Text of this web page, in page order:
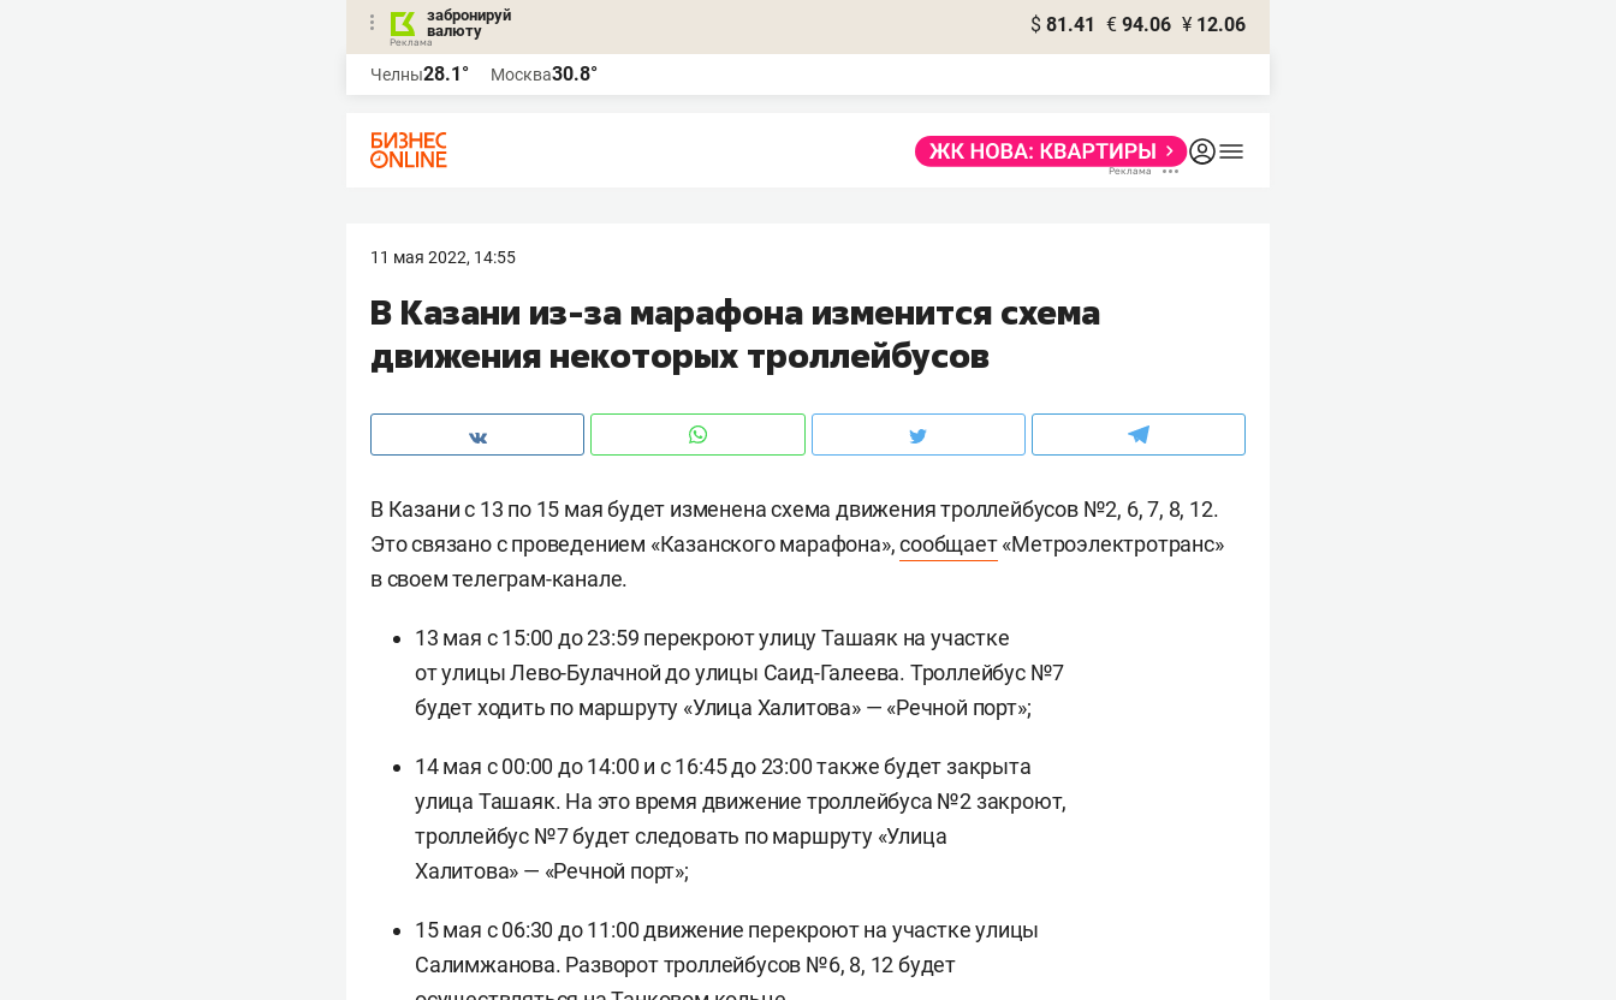
забронируй
валюту
$ 81.41 € 94.06 ¥ 12.06
Челны28.1° Москва30.8°
11 мая 2022, 14:55
В Казани из-за марафона изменится схема
движения некоторых троллейбусов
В Казани с 13 по 15 мая будет изменена схема движения троллейбусов №2, 6, 7, 8, 12.
Это связано с проведением «Казанского марафона»,сообщает«Метроэлектротранс»
в своем телеграм-канале.
13 мая с 15:00 до 23:59 перекроют улицу Ташаяк на участке
от улицы Лево-Булачной до улицы Саид-Галеева. Троллейбус №7
будет ходить по маршруту «Улица Халитова» — «Речной порт»;
14 мая с 00:00 до 14:00 и с 16:45 до 23:00 также будет закрыта
улица Ташаяк. На это время движение троллейбуса №2 закроют,
троллейбус №7 будет следовать по маршруту «Улица
Халитова» — «Речной порт»;
15 мая с 06:30 до 11:00 движение перекроют на участке улицы
Салимжанова. Разворот троллейбусов №6, 8, 12 будет